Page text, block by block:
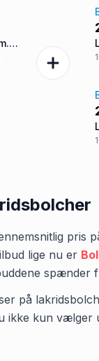
pris
lige nu er
spænder
på
ikke kun vælger